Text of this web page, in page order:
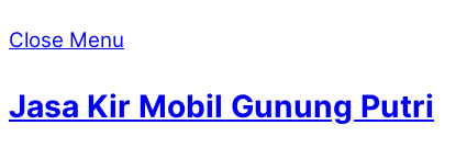
Close Menu
Jasa Kir Mobil Gunung Putri